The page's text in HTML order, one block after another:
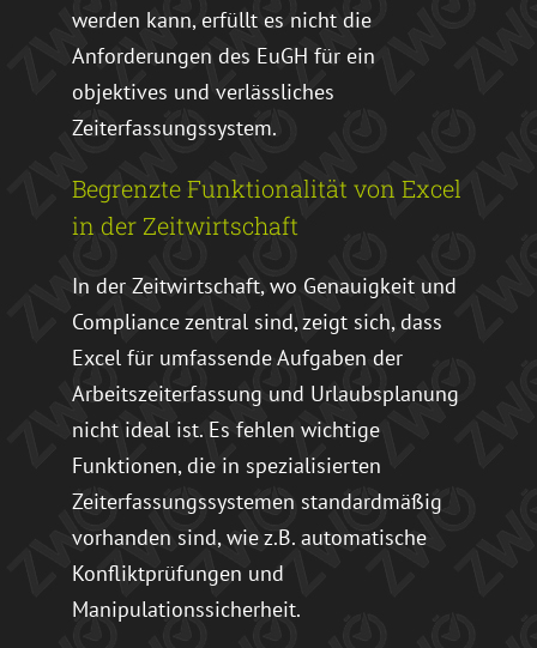
werden kann, erfüllt es nicht die
Anforderungen des EuGH für ein
objektives und verlässliches
Zeiterfassungssystem.
Begrenzte Funktionalität von Excel
in der Zeitwirtschaft
In der Zeitwirtschaft, wo Genauigkeit und
Compliance zentral sind, zeigt sich, dass
Excel für umfassende Aufgaben der
Arbeitszeiterfassung und Urlaubsplanung
nicht ideal ist. Es fehlen wichtige
Funktionen, die in spezialisierten
Zeiterfassungssystemen standardmäßig
vorhanden sind, wie z.B. automatische
Konfliktprüfungen und
Manipulationssicherheit.